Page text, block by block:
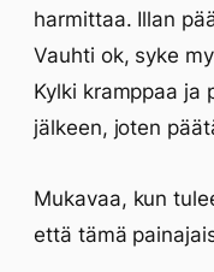
harmittaa. Illan
Vauhti ok, syke
Kylki kramppaa ja
jälkeen, joten
Mukavaa, kun
että tämä